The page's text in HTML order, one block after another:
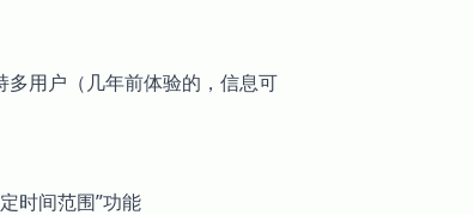
用户（几年前体验的，信息可
时间范围”功能